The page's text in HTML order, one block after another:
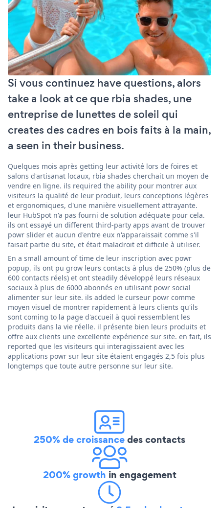
Si vous continuez have questions, alors
take a look at ce que rbia shades, une
entreprise de lunettes de soleil qui
creates des cadres en bois faits à la main,
a seen in their business.
Quelques mois après getting leur activité lors de foires et
salons d'artisanat locaux, rbia shades cherchait un moyen de
vendre en ligne. ils required the ability pour montrer aux
visiteurs la qualité de leur produit, leurs conceptions légères
et ergonomiques, d'une manière visuellement attrayante.
leur HubSpot n'a pas fourni de solution adéquate pour cela.
ils ont essayé un different third-party apps avant de trouver
powr slider et aucun d'entre eux n'apparaissait comme s'il
faisait partie du site, et était maladroit et difficile à utiliser.
En a small amount of time de leur inscription avec powr
popup, ils ont pu grow leurs contacts à plus de 250% (plus de
600 contacts réels) et ont steadily développé leurs réseaux
sociaux à plus de 6000 abonnés en utilisant powr social
alimenter sur leur site. ils added le curseur powr comme
moyen visuel de montrer rapidement à leurs clients qu'ils
sont coming to la page d'accueil à quoi ressemblent les
produits dans la vie réelle. il présente bien leurs produits et
offre aux clients une excellente expérience sur site. en fait, ils
reported que les visiteurs qui interagissaient avec les
applications powr sur leur site étaient engagés 2,5 fois plus
longtemps que toute autre personne sur leur site.
250% de croissancedes contacts
200% growth in engagement